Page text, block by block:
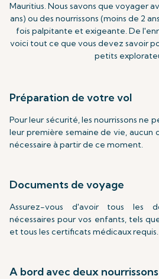
Mauritius. Nous savons que voyager
ans) ou des nourrissons (moins de 2
fois palpitante et exigeante. De
voici tout ce que vous devez savoir
petits
Préparation de votre vol
Pour leur sécurité, les nourrissons ne
leur première semaine de vie,
nécessaire à partir de ce moment.
Documents de voyage
Assurez-vous d'avoir tous les
nécessaires pour vos enfants, tels
et tous les certificats médicaux requis.
A bord avec deux nourrissons